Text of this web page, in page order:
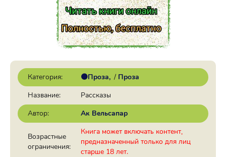
Категория: 🟠Проза / Проза
Название:
Рассказы
Автор:
Ак Вельсапар
Возрастные
ограничения:
Книга может включать контент,
предназначенный только для лиц
старше 18 лет.